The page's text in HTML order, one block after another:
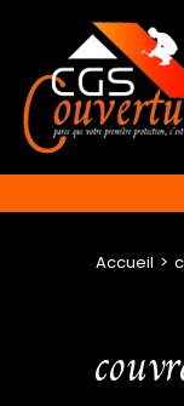
Accueil